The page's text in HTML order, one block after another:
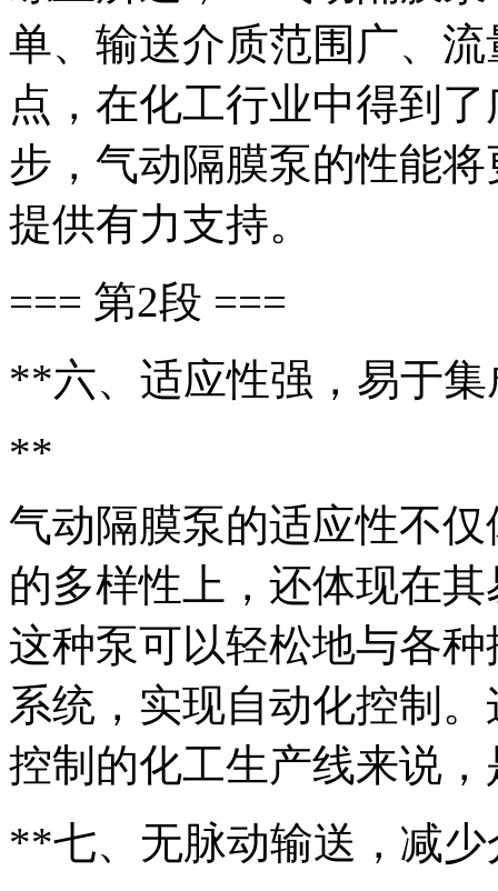
单、输送介质范围广、
点，在化工行业中得到
步，气动隔膜泵的性能
提供有力支持。
=== 第2段 ===
**六、适应性强，易于集
**
气动隔膜泵的适应性不
的多样性上，还体现在
这种泵可以轻松地与各
系统，实现自动化控制
控制的化工生产线来说
**七、无脉动输送，减少